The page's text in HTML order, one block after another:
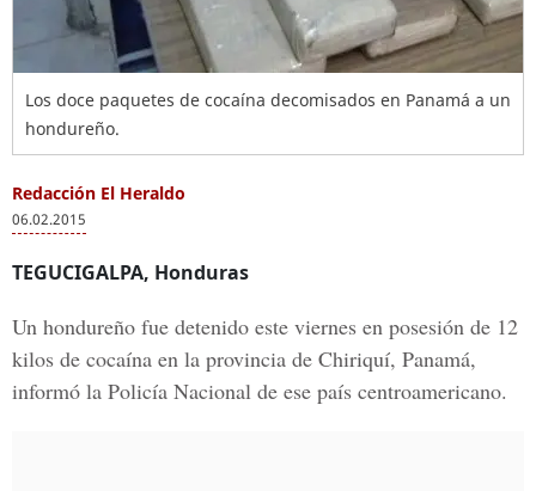
Los doce paquetes de cocaína decomisados en Panamá a un
hondureño.
Redacción El Heraldo
06.02.2015
TEGUCIGALPA, Honduras
Un hondureño fue detenido este viernes en posesión de 12
kilos de cocaína en la provincia de Chiriquí, Panamá,
informó la Policía Nacional de ese país centroamericano.